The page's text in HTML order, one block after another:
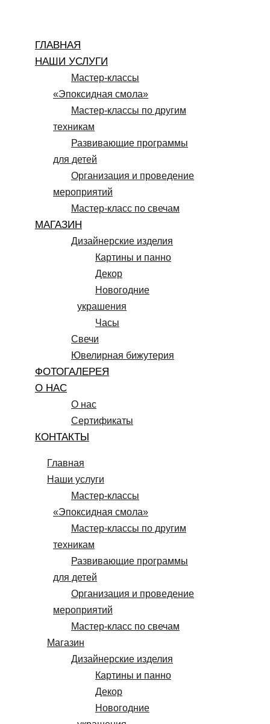
содержимому
ГЛАВНАЯ
НАШИ УСЛУГИ
Мастер-классы
«Эпоксидная смола»
Мастер-классы по другим
техникам
Развивающие программы
для детей
Организация и проведение
мероприятий
Мастер-класс по свечам
МАГАЗИН
Дизайнерские изделия
Картины и панно
Декор
Новогодние
украшения
Часы
Свечи
Ювелирная бижутерия
ФОТОГАЛЕРЕЯ
О НАС
О нас
Сертификаты
КОНТАКТЫ
Главная
Наши услуги
Мастер-классы
«Эпоксидная смола»
Мастер-классы по другим
техникам
Развивающие программы
для детей
Организация и проведение
мероприятий
Мастер-класс по свечам
Магазин
Дизайнерские изделия
Картины и панно
Декор
Новогодние